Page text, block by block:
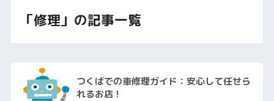
「修理」の記事一覧
つくばでの車修理ガイド：安心して任せら
れるお店！